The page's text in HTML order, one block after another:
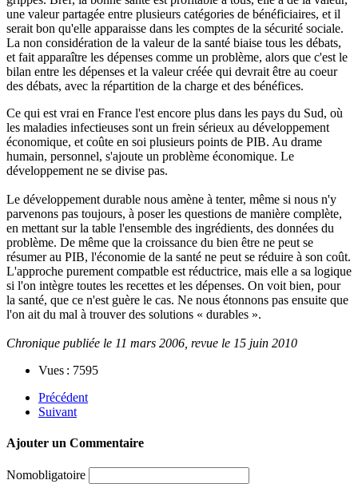
une valeur partagée entre plusieurs catégories de bénéficiaires, et il
serait bon qu'elle apparaisse dans les comptes de la sécurité sociale.
La non considération de la valeur de la santé biaise tous les débats,
et fait apparaître les dépenses comme un problème, alors que c'est le
bilan entre les dépenses et la valeur créée qui devrait être au coeur
des débats, avec la répartition de la charge et des bénéfices.
Ce qui est vrai en France l'est encore plus dans les pays du Sud, où
les maladies infectieuses sont un frein sérieux au développement
économique, et coûte en soi plusieurs points de PIB. Au drame
humain, personnel, s'ajoute un problème économique. Le
développement ne se divise pas.
Le développement durable nous amène à tenter, même si nous n'y
parvenons pas toujours, à poser les questions de manière complète,
en mettant sur la table l'ensemble des ingrédients, des données du
problème. De même que la croissance du bien être ne peut se
résumer au PIB, l'économie de la santé ne peut se réduire à son coût.
L'approche purement compatble est réductrice, mais elle a sa logique
si l'on intègre toutes les recettes et les dépenses. On voit bien, pour
la santé, que ce n'est guère le cas. Ne nous étonnons pas ensuite que
l'on ait du mal à trouver des solutions « durables ».
Chronique publiée le 11 mars 2006, revue le 15 juin 2010
Vues : 7595
Précédent
Suivant
Ajouter un Commentaire
Nomobligatoire